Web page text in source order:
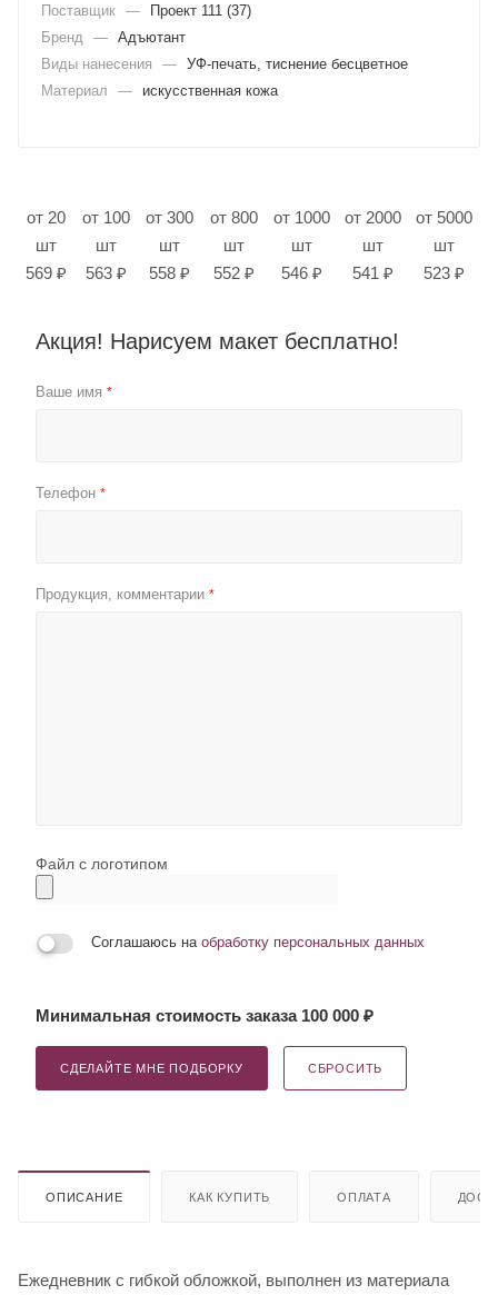
Поставщик —
Проект 111 (37)
Бренд
— Адъютант
Виды нанесения
— УФ-печать, тиснение бесцветное
Материал
— искусственная кожа
от 20
шт
569 ₽
от 100
шт
563 ₽
от 300
шт
558 ₽
от 800
шт
552 ₽
от 1000
шт
546 ₽
от 2000
шт
541 ₽
от 5000
шт
523 ₽
Акция! Нарисуем макет бесплатно!
Ваше имя *
Телефон *
Продукция, комментарии *
Файл с логотипом
Соглашаюсь на обработку персональных данных
Минимальная стоимость заказа 100 000 ₽
СДЕЛАЙТЕ МНЕ ПОДБОРКУ СБРОСИТЬ
ОПИСАНИЕ КАК КУПИТЬ ОПЛАТА
Ежедневник с гибкой обложкой, выполнен из материала